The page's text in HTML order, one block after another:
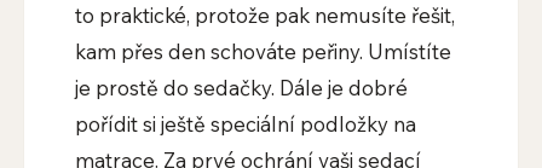
to praktické, protože pak nemusíte řešit,
kam přes den schováte peřiny. Umístíte
je prostě do sedačky. Dále je dobré
pořídit si ještě speciální podložky na
matrace. Za prvé ochrání vaši sedací